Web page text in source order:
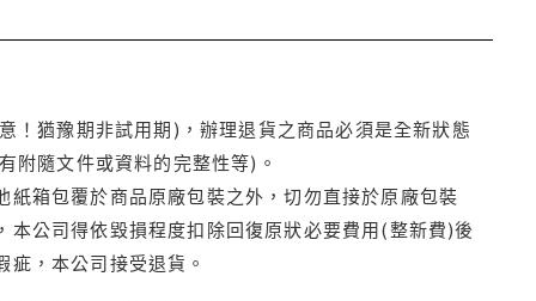
！猶豫期非試用期)，辦理退貨之商品必須是全新狀態
附隨文件或資料的完整性等)。
箱包覆於商品原廠包裝之外，切勿直接於原廠包裝
公司得依毀損程度扣除回復原狀必要費用(整新費)後
，本公司接受退貨。